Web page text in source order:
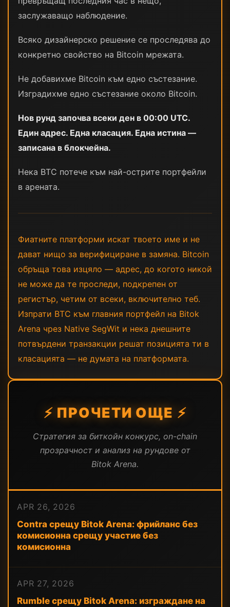
заслужаващо наблюдение.
Всяко дизайнерско решение се проследява до
конкретно свойство на Bitcoin мрежата.
Не добавихме Bitcoin към едно състезание.
Изградихме едно състезание около Bitcoin.
Нов рунд започва всеки ден в 00:00 UTC.
Един адрес. Една класация. Една истина —
записана в блокчейна.
Нека BTC потече към най-острите портфейли
в арената.
Фиатните платформи искат твоето име и не
дават нищо за верифициране в замяна. Bitcoin
обръща това изцяло — адрес, до когото никой
не може да те проследи, подкрепен от
регистър, четим от всеки, включително теб.
Изпрати BTC към главния портфейл на Bitok
Arena чрез Native SegWit и нека днешните
потвърдени транзакции решат позицията ти в
класацията — не думата на платформата.
⚡ ПРОЧЕТИ ОЩЕ ⚡
Стратегия за биткойн конкурс, on-chain
прозрачност и анализ на рундове от
Bitok Arena.
APR 26, 2026
Contra срещу Bitok Arena: фрийланс без
комисионна срещу участие без
комисионна
APR 27, 2026
Rumble срещу Bitok Arena: изграждане на